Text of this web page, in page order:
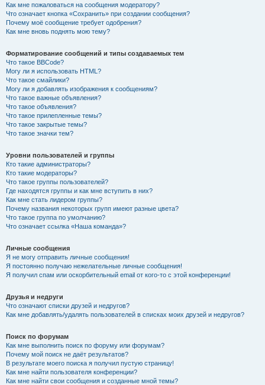
Как мне пожаловаться на сообщения модератору?
Что означает кнопка «Сохранить» при создании сообщения?
Почему моё сообщение требует одобрения?
Как мне вновь поднять мою тему?
Форматирование сообщений и типы создаваемых тем
Что такое BBCode?
Могу ли я использовать HTML?
Что такое смайлики?
Могу ли я добавлять изображения к сообщениям?
Что такое важные объявления?
Что такое объявления?
Что такое прилепленные темы?
Что такое закрытые темы?
Что такое значки тем?
Уровни пользователей и группы
Кто такие администраторы?
Кто такие модераторы?
Что такое группы пользователей?
Где находятся группы и как мне вступить в них?
Как мне стать лидером группы?
Почему названия некоторых групп имеют разные цвета?
Что такое группа по умолчанию?
Что означает ссылка «Наша команда»?
Личные сообщения
Я не могу отправить личные сообщения!
Я постоянно получаю нежелательные личные сообщения!
Я получил спам или оскорбительный email от кого-то с этой конференции!
Друзья и недруги
Что означают списки друзей и недругов?
Как мне добавлять/удалять пользователей в списках моих друзей и недругов?
Поиск по форумам
Как мне выполнить поиск по форуму или форумам?
Почему мой поиск не даёт результатов?
В результате моего поиска я получил пустую страницу!
Как мне найти пользователя конференции?
Как мне найти свои сообщения и созданные мной темы?